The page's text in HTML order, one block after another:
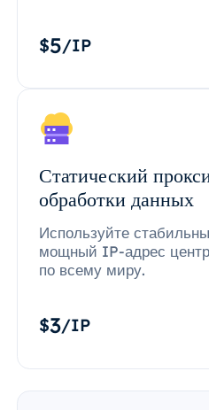
$5/IP
Статический
обработки данных
Используйте
мощный IP-адрес
по всему миру.
$3/IP